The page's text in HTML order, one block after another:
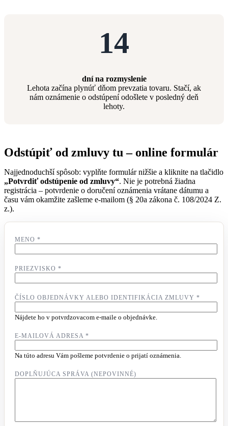
14
dní na rozmyslenie
Lehota začína plynúť dňom prevzatia tovaru. Stačí, ak
nám oznámenie o odstúpení odošlete v posledný deň
lehoty.
Odstúpiť od zmluvy tu – online formulár
Najjednoduchší spôsob: vyplňte formulár nižšie a kliknite na tlačidlo
„Potvrdiť odstúpenie od zmluvy“. Nie je potrebná žiadna
registrácia – potvrdenie o doručení oznámenia vrátane dátumu a
času vám okamžite zašleme e-mailom (§ 20a zákona č. 108/2024 Z.
z.).
MENO *
PRIEZVISKO *
ČÍSLO OBJEDNÁVKY ALEBO IDENTIFIKÁCIA ZMLUVY *
Nájdete ho v potvrdzovacom e-maile o objednávke.
E-MAILOVÁ ADRESA *
Na túto adresu Vám pošleme potvrdenie o prijatí oznámenia.
DOPLŇUJÚCA SPRÁVA (NEPOVINNÉ)